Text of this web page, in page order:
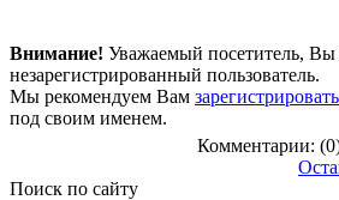
Внимание! Уважаемый посетитель, Вы
незарегистрированный пользователь.
Мы рекомендуем Вам
под своим именем.
Комментарии:
Поиск по сайту